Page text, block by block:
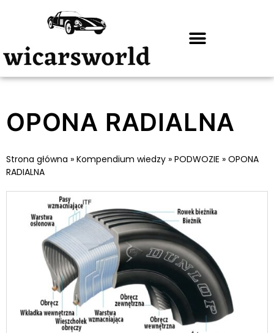
OPONA RADIALNA
Strona główna » Kompendium wiedzy » PODWOZIE » OPONA
RADIALNA